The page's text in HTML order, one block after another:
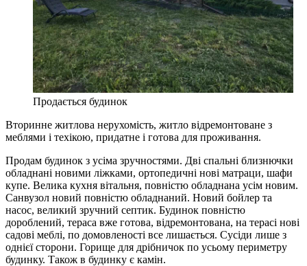
Продається будинок
Вторинне житлова нерухомість, житло відремонтоване з
меблями і техікою, придатне і готова для проживання.
Продам будинок з усіма зручностями. Дві спальні близнючки
обладнані новими ліжками, ортопедичні нові матраци, шафи
купе. Велика кухня вітальня, повністю обладнана усім новим.
Санвузол новий повністю обладнаний. Новий бойлер та
насос, великий зручний септик. Будинок повністю
дороблений, тераса вже готова, відремонтована, на терасі нові
садові меблі, по домовленості все лишається. Сусіди лише з
однієї сторони. Горище для дрібничок по усьому периметру
будинку. Також в будинку є камін.